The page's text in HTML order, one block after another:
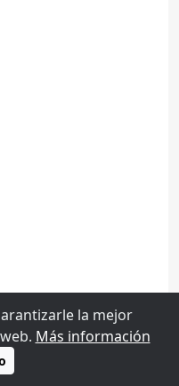
la mejor
Más información